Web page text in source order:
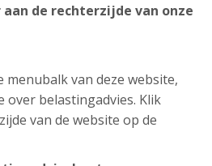
de rechterzijde van onze
menubalk van deze website,
belastingadvies. Klik
van de website op de